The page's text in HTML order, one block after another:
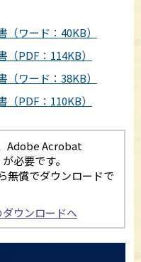
ワード：40KB）
PDF：114KB）
ワード：38KB）
PDF：110KB）
Adobe Acrobat
必要です。
無償でダウンロードで
ウンロードへ